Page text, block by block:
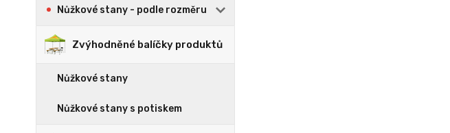
Nůžkové stany - podle rozměru
Zvýhodněné balíčky produktů
Nůžkové stany
Nůžkové stany s potiskem